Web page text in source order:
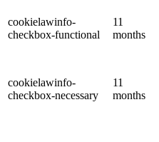
cookielawinfo-
checkbox-functional
11
months
cookielawinfo-
checkbox-necessary
11
months